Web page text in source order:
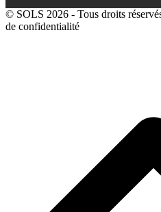
© SOLS 2026 - Tous droits
de confidentialité